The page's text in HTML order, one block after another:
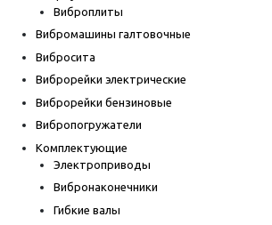
Виброплиты
Вибромашины галтовочные
Вибросита
Виброрейки электрические
Виброрейки бензиновые
Вибропогружатели
Комплектующие
Электроприводы
Вибронаконечники
Гибкие валы